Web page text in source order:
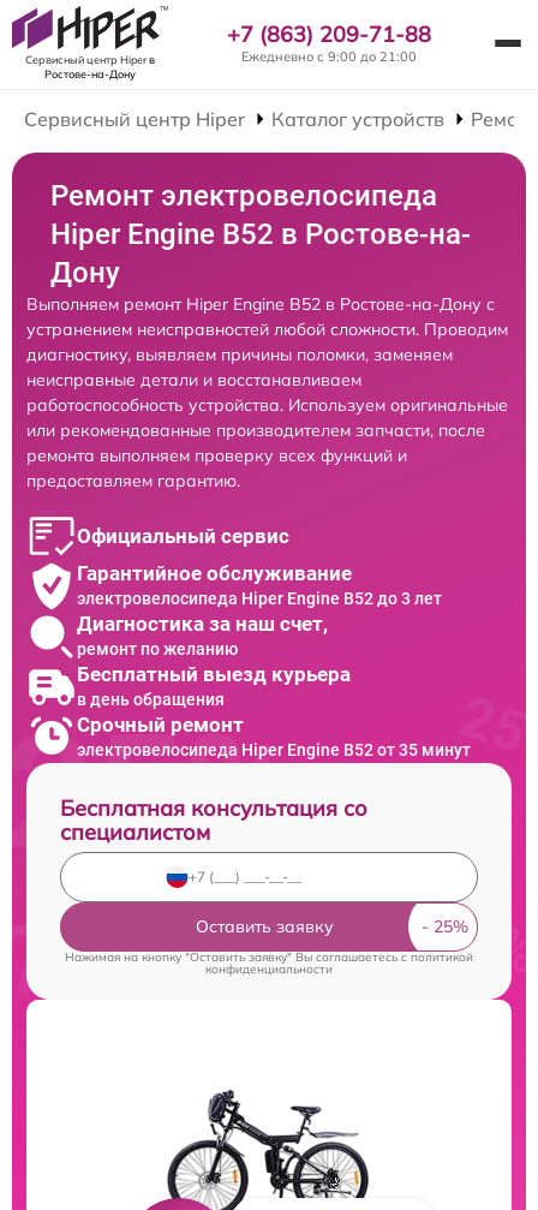
Сервисный центр Hiperв
Ростове-на-Дону
+7 (863) 209-71-88
Ежедневно с 9:00 до 21:00
Сервисный центр Hiper Каталог устройств
Ремонт электровелосипеда
Hiper Engine B52 в Ростове-на-
Дону
Выполняем ремонт Hiper Engine B52 в Ростове-на-Дону с
устранением неисправностей любой сложности. Проводим
диагностику, выявляем причины поломки, заменяем
неисправные детали и восстанавливаем
работоспособность устройства. Используем оригинальные
или рекомендованные производителем запчасти, после
ремонта выполняем проверку всех функций и
предоставляем гарантию.
Официальный сервис
Гарантийное обслуживание
электровелосипеда Hiper Engine B52 до 3 лет
Диагностика за наш счет,
ремонт по желанию
Бесплатный выезд курьера
в день обращения
Срочный ремонт
электровелосипеда Hiper Engine B52 от 35 минут
Бесплатная консультация со
специалистом
Оставить заявку
Нажимая на кнопку "Оставить заявку" Вы соглашаетесь cполитикой
конфиденциальности